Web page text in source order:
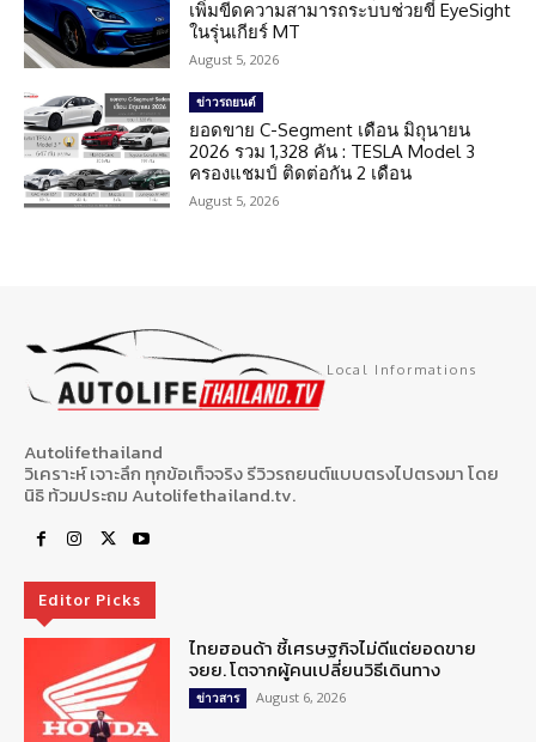
เพิ่มขีดความสามารถระบบช่วยขี่ EyeSight
ในรุ่นเกียร์ MT
August 5, 2026
ข่าวรถยนต์
ยอดขาย C-Segment เดือน มิถุนายน
2026 รวม 1,328 คัน : TESLA Model 3
ครองแชมป์ ติดต่อกัน 2 เดือน
August 5, 2026
Local Informations
Autolifethailand
วิเคราะห์ เจาะลึก ทุกข้อเท็จจริง รีวิวรถยนต์แบบตรงไปตรงมา โดย
นิธิ ท้วมประถม Autolifethailand.tv.
Editor Picks
ไทยฮอนด้า ชี้เศรษฐกิจไม่ดีแต่ยอดขาย
จยย. โตจากผู้คนเปลี่ยนวิธีเดินทาง
ข่าวสาร August 6, 2026